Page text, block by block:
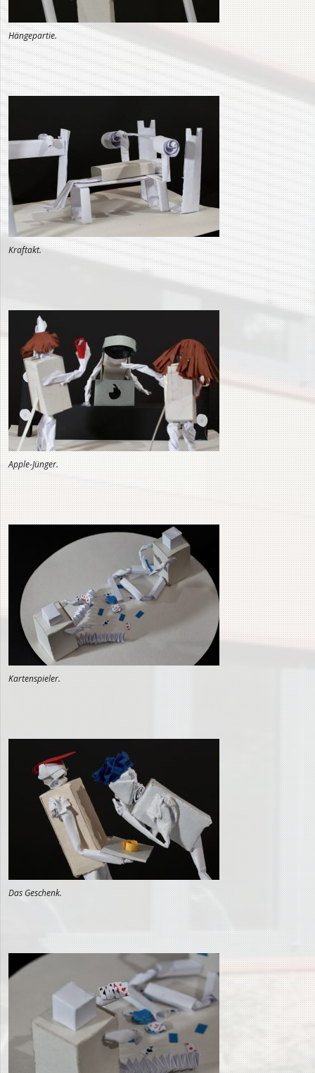
Hängepartie.
Kraftakt.
Apple-Jünger.
Kartenspieler.
Das Geschenk.